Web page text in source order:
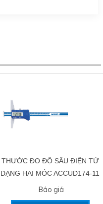
THƯỚC ĐO ĐỘ SÂU
ACCUD175-11
Báo giá